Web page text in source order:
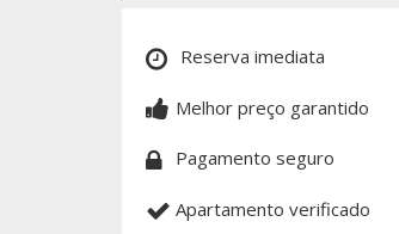
Reserva imediata
Melhor preço garantido
Pagamento seguro
Apartamento verificado